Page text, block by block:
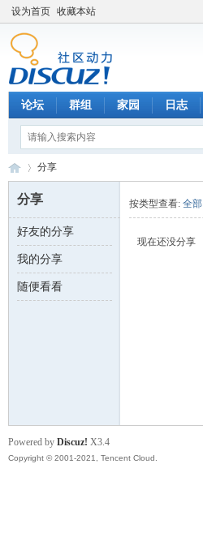
设为首页 收藏本站
论坛 群组 家园 日志
数 ›
分享
分享
好友的分享
我的分享
随便看看
按类型查看: 全部
现在还没分享
Powered by Discuz! X3.4
Copyright © 2001-2021, Tencent Cloud.